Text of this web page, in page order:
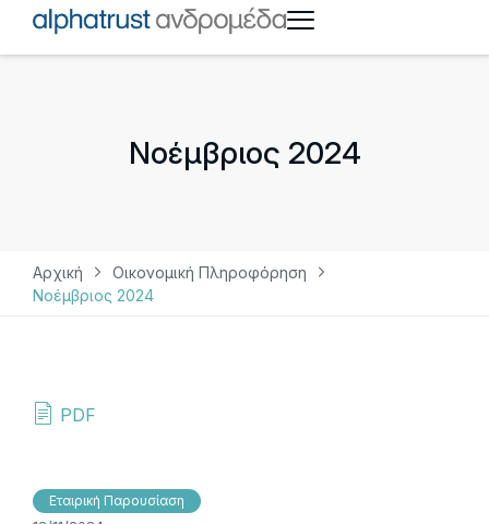
Νοέμβριος 2024
Αρχική
Οικονομική Πληροφόρηση
Νοέμβριος 2024
PDF
Εταιρική Παρουσίαση